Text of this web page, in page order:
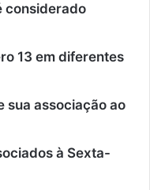
considerado
13 em diferentes
sua associação ao
à Sexta-